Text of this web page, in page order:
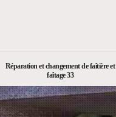
Réparation et changement de faîtière et
faîtage 33